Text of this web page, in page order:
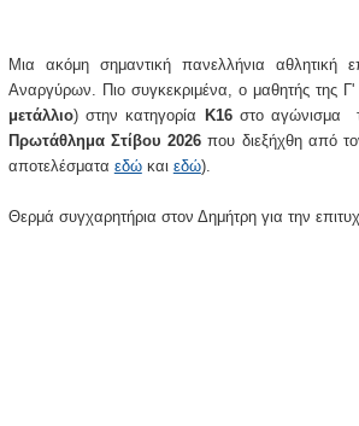
Μια ακόμη σημαντική πανελλήνια αθλητική
Αναργύρων. Πιο συγκεκριμένα, ο μαθητής της
μετάλλιο) στην κατηγορία Κ16στο αγώνισμα
Πρωτάθλημα Στίβου 2026 που διεξήχθη από
αποτελέσματα εδώκαι εδώ).
Θερμά συγχαρητήρια στον Δημήτρη για την